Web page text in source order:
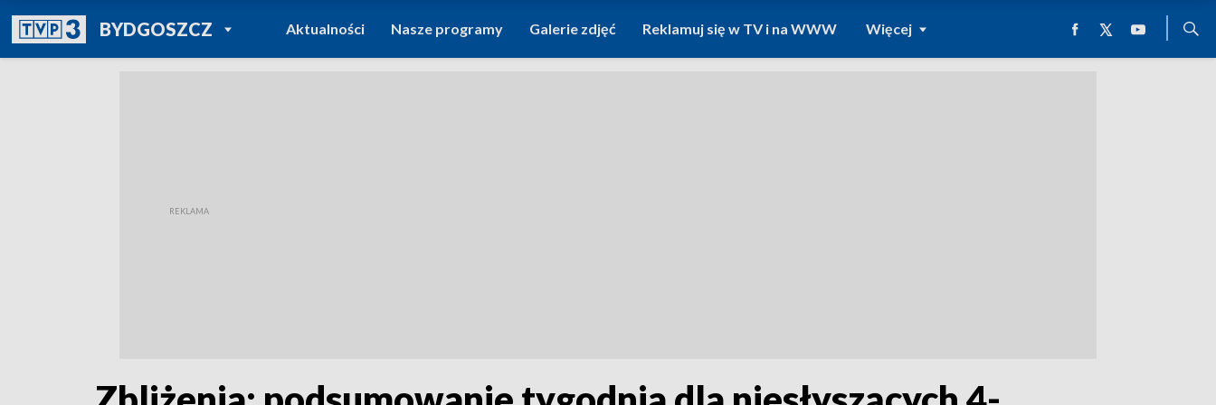
BYDGOSZCZPOWRÓT DO
TVP REGIONY
Aktualności Nasze programy Galerie zdjęć Reklamuj się w TV i na WWW Więcej